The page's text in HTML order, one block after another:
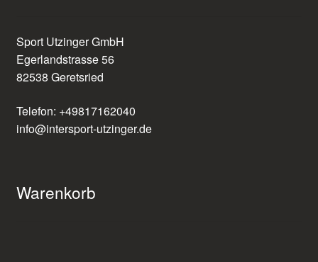
Sport Utzinger GmbH
Egerlandstrasse 56
82538 Geretsried
Telefon: +49817162040
info@intersport-utzinger.de
Warenkorb